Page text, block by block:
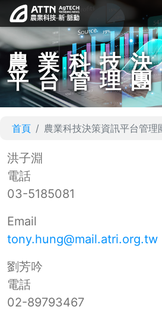
農業科技
平台管理
首頁 農業科技決策資訊平台管理
洪子淵
電話
03-5185081
Email
tony.hung@mail.atri.org.tw
劉芳吟
電話
02-89793467